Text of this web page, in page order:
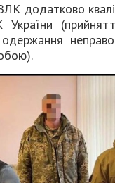
додатково